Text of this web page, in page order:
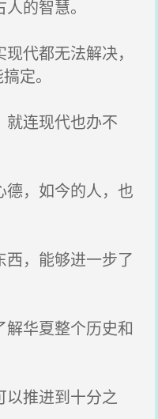
的智慧。
代都无法解决，
定。
连现代也办不
，如今的人，也
，能够进一步了
华夏整个历史和
推进到十分之